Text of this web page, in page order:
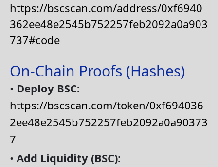
https://bscscan.com/address/0xf6940
362ee48e2545b752257feb2092a0a903
737#code
On-Chain Proofs (Hashes)
• Deploy BSC:
https://bscscan.com/token/0xf694036
2ee48e2545b752257feb2092a0a90373
7
• Add Liquidity (BSC):